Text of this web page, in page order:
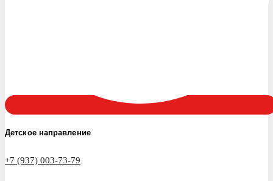
Детское направление
+7 (937) 003-73-79